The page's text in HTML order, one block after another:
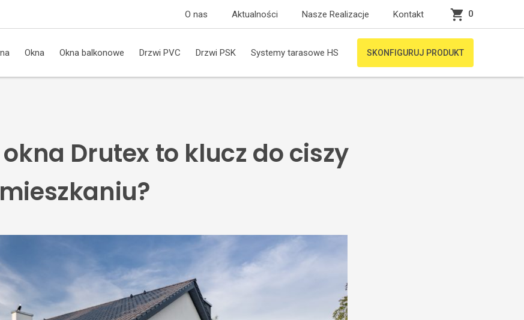
O nas Aktualności Nasze Realizacje Kontakt 0
Okna Okna balkonowe Drzwi PVC Drzwi PSK Systemy tarasowe HS SKONFIGURUJ PRODUKT
Drutex to klucz do ciszy